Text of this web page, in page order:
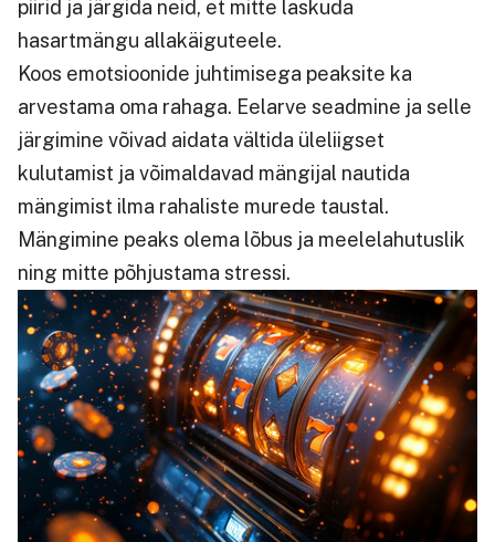
piirid ja järgida neid, et mitte laskuda
hasartmängu allakäiguteele.
Koos emotsioonide juhtimisega peaksite ka
arvestama oma rahaga. Eelarve seadmine ja selle
järgimine võivad aidata vältida üleliigset
kulutamist ja võimaldavad mängijal nautida
mängimist ilma rahaliste murede taustal.
Mängimine peaks olema lõbus ja meelelahutuslik
ning mitte põhjustama stressi.